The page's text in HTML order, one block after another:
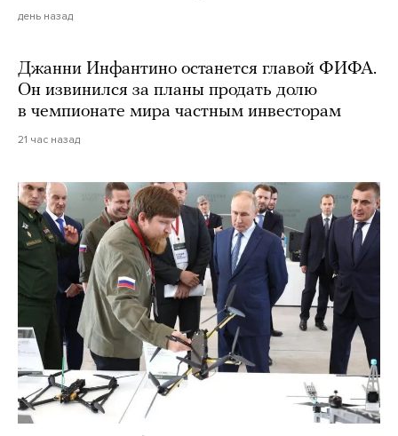
день назад
Джанни Инфантино останется главой ФИФА.
Он извинился за планы продать долю
в чемпионате мира частным инвесторам
21 час назад